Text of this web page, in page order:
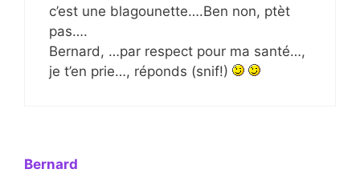
c’est une blagounette….Ben non, ptèt
pas….
Bernard, …par respect pour ma santé…,
je t’en prie…, réponds (snif!)
Bernard